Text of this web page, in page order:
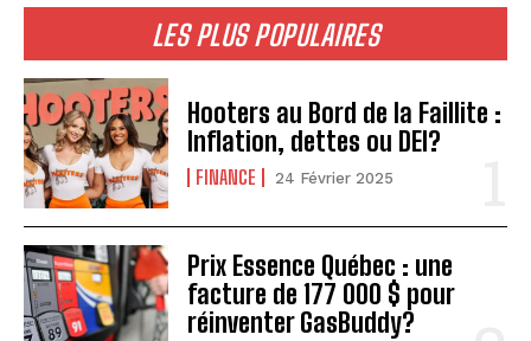
LES PLUS POPULAIRES
Hooters au Bord de la Faillite :
Inflation, dettes ou DEI?
FINANCE 24 Février 2025
Prix Essence Québec : une
facture de 177 000 $ pour
réinventer GasBuddy?